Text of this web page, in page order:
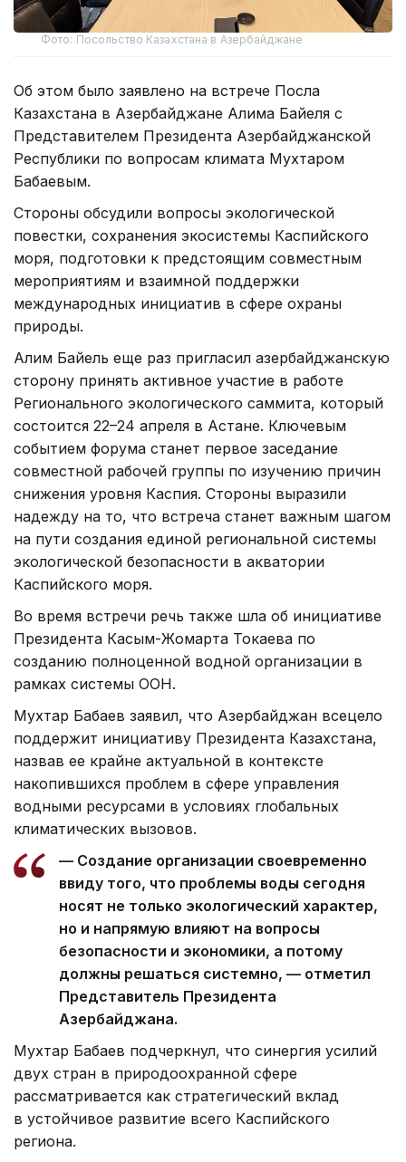
Фото: Посольство Казахстана в Азербайджане
Об этом было заявлено на встрече Посла
Казахстана в Азербайджане Алима Байеля с
Представителем Президента Азербайджанской
Республики по вопросам климата Мухтаром
Бабаевым.
Стороны обсудили вопросы экологической
повестки, сохранения экосистемы Каспийского
моря, подготовки к предстоящим совместным
мероприятиям и взаимной поддержки
международных инициатив в сфере охраны
природы.
Алим Байель еще раз пригласил азербайджанскую
сторону принять активное участие в работе
Регионального экологического саммита, который
состоится 22–24 апреля в Астане. Ключевым
событием форума станет первое заседание
совместной рабочей группы по изучению причин
снижения уровня Каспия. Стороны выразили
надежду на то, что встреча станет важным шагом
на пути создания единой региональной системы
экологической безопасности в акватории
Каспийского моря.
Во время встречи речь также шла об инициативе
Президента Касым-Жомарта Токаева по
созданию полноценной водной организации в
рамках системы ООН.
Мухтар Бабаев заявил, что Азербайджан всецело
поддержит инициативу Президента Казахстана,
назвав ее крайне актуальной в контексте
накопившихся проблем в сфере управления
водными ресурсами в условиях глобальных
климатических вызовов.
— Создание организации своевременно
ввиду того, что проблемы воды сегодня
носят не только экологический характер,
но и напрямую влияют на вопросы
безопасности и экономики, а потому
должны решаться системно, — отметил
Представитель Президента
Азербайджана.
Мухтар Бабаев подчеркнул, что синергия усилий
двух стран в природоохранной сфере
рассматривается как стратегический вклад
в устойчивое развитие всего Каспийского
региона.